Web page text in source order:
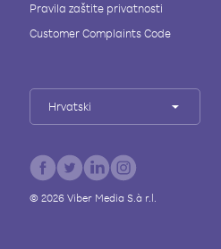
Pravila zaštite privatnosti
Customer Complaints Code
Hrvatski
© 2026Viber Media S.à r.l.